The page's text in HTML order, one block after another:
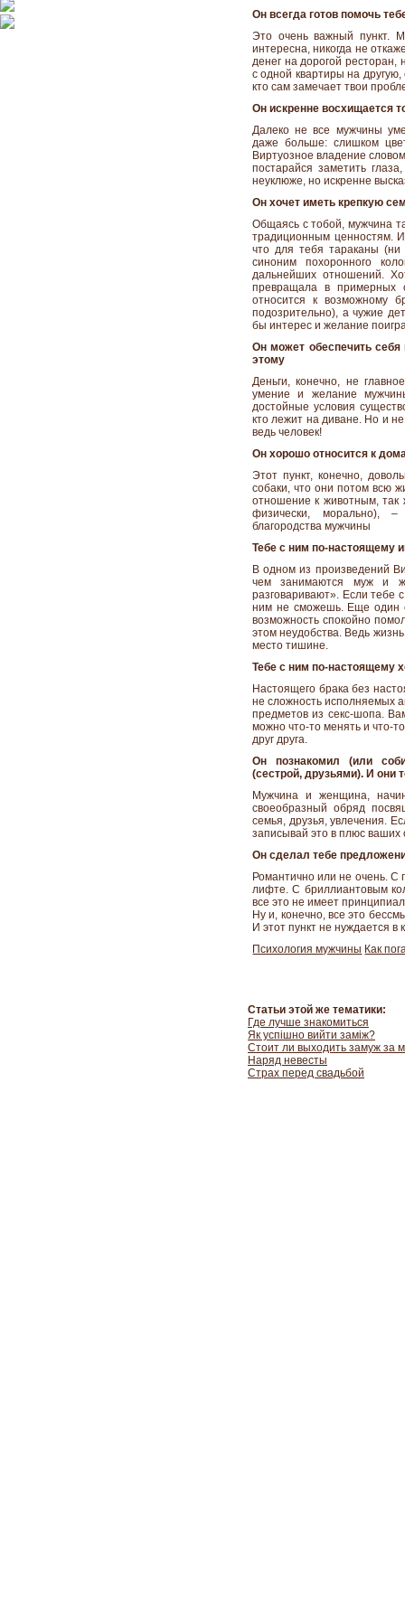
Он всегда готов помочь
Это очень важный пункт.
интересна, никогда не
денег на дорогой
с одной квартиры на
кто сам замечает твои
Он искренне восхищается
Далеко не все мужчины
даже больше: слишком
Виртуозное владение
постарайся заметить
неуклюже, но искренне
Он хочет иметь крепкую
Общаясь с тобой, мужчина
традиционным ценностям.
что для тебя тараканы
синоним похоронного
дальнейших отношений.
превращала в примерных
относится к возможному
подозрительно), а чужие
бы интерес и желание
Он может обеспечить
этому
Деньги, конечно, не
умение и желание
достойные условия
кто лежит на диване. Но и
ведь человек!
Он хорошо относится к
Этот пункт, конечно,
собаки, что они потом всю
отношение к животным, так
физически, морально),
благородства мужчины
Тебе с ним по-настоящему
В одном из произведений
чем занимаются муж и
разговаривают». Если тебе
ним не сможешь. Еще один
возможность спокойно
этом неудобства. Ведь
место тишине.
Тебе с ним по-настоящему
Настоящего брака без
не сложность исполняемых
предметов из секс-шопа.
можно что-то менять и что-
друг друга.
Он познакомил (или
(сестрой, друзьями). И они
Мужчина и женщина,
своеобразный обряд
семья, друзья, увлечения.
записывай это в плюс
Он сделал тебе
Романтично или не очень. С
лифте. С бриллиантовым
все это не имеет
Ну и, конечно, все это
И этот пункт не нуждается в
Психология мужчины Как
Статьи этой же тематики:
Где лучше знакомиться
Як успішно вийти заміж?
Стоит ли выходить замуж за
Наряд невесты
Страх перед свадьбой